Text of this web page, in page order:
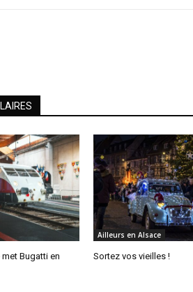
Bugatti en
Ailleurs en Alsace
Sortez vos vieilles !